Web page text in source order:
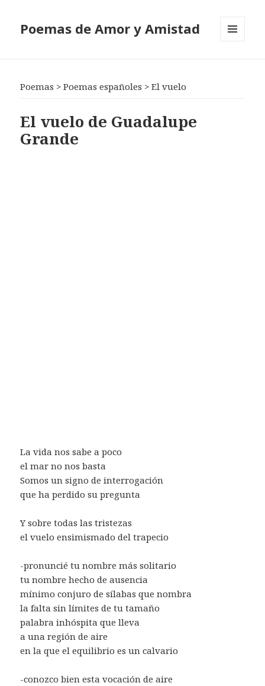
Poemas de Amor y Amistad
Poemas >Poemas españoles >El vuelo
El vuelo de Guadalupe
Grande
La vida nos sabe a poco
el mar no nos basta
Somos un signo de interrogación
que ha perdido su pregunta
Y sobre todas las tristezas
el vuelo ensimismado del trapecio
-pronuncié tu nombre más solitario
tu nombre hecho de ausencia
mínimo conjuro de sílabas que nombra
la falta sin límites de tu tamaño
palabra inhóspita que lleva
a una región de aire
en la que el equilibrio es un calvario
-conozco bien esta vocación de aire